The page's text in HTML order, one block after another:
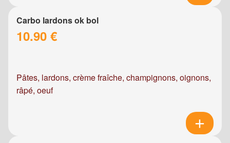
Carbo lardons ok bol
10.90 €
Pâtes, lardons, crème fraîche, champignons, oignons,
râpé, oeuf